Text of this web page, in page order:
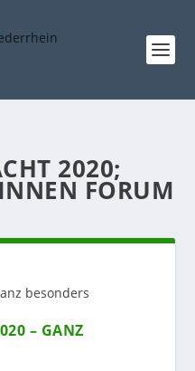
2020;
FORUM
– GANZ